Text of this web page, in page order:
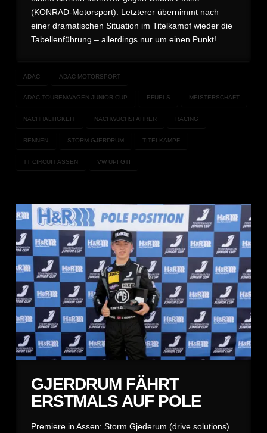
(KONRAD-Motorsport). Letzterer übernimmt nach
einer dramatischen Situation im Titelkampf wieder die
Tabellenführung – allerdings nur um einen Punkt!
ADAC ADAC MOTORSPORT
ADAC TOURENWAGEN JUNIOR CUP EFUELS MEISTERSCHAFT
NACHHALTIGKEIT NACHWUCHSFAHRER RACING
RENNEN STORM GJERDRUM TITELKAMPF
TT CIRCUIT ASSEN VW UP! GTI
GJERDRUM FÄHRT
ERSTMALS AUF POLE
Premiere in Assen: Storm Gjederum (drive.solutions)